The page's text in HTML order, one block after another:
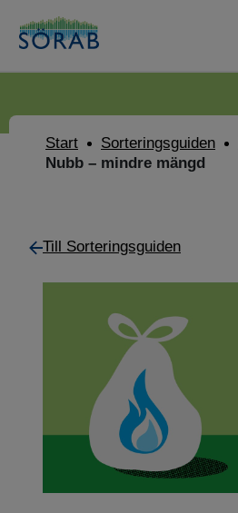
Start Sorteringsguiden
Nubb – mindre mängd
Till Sorteringsguiden